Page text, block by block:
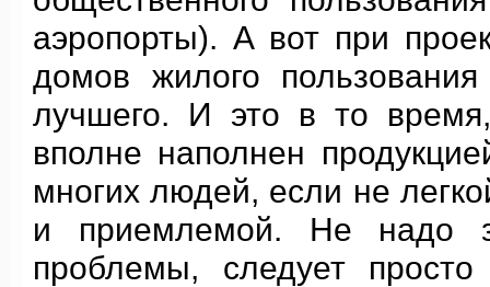
аэропорты). А вот при
домов жилого
лучшего. И это в то
вполне наполнен
многих людей, если не
и приемлемой. Не надо
проблемы, следует